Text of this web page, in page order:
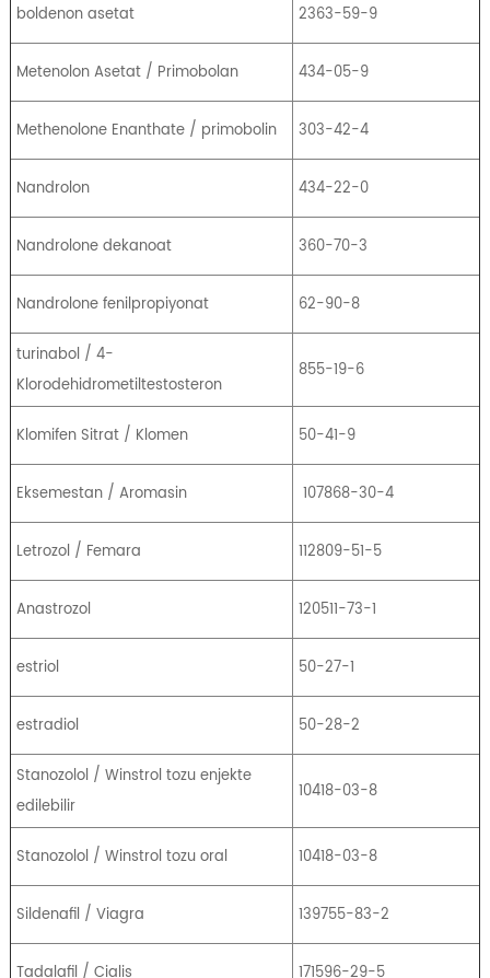
boldenon asetat 2363-59-9
Metenolon Asetat / Primobolan 434-05-9
Methenolone Enanthate / primobolin 303-42-4
Nandrolon 434-22-0
Nandrolone dekanoat 360-70-3
Nandrolone fenilpropiyonat 62-90-8
turinabol / 4-
Klorodehidrometiltestosteron
855-19-6
Klomifen Sitrat / Klomen 50-41-9
Eksemestan / Aromasin 107868-30-4
Letrozol / Femara 112809-51-5
Anastrozol 120511-73-1
estriol 50-27-1
estradiol 50-28-2
Stanozolol / Winstrol tozu enjekte
edilebilir
10418-03-8
Stanozolol / Winstrol tozu oral 10418-03-8
Sildenafil / Viagra 139755-83-2
Tadalafil / Cialis 171596-29-5